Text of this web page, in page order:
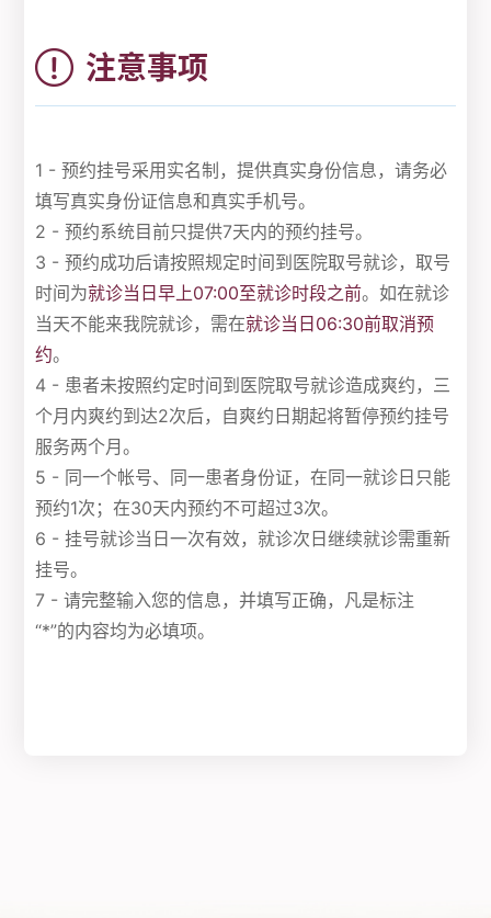
注意事项
1 - 预约挂号采用实名制，提供真实身份信息，请务必
填写真实身份证信息和真实手机号。
2 - 预约系统目前只提供7天内的预约挂号。
3 - 预约成功后请按照规定时间到医院取号就诊，取号
时间为就诊当日早上07:00至就诊时段之前。如在就诊
当天不能来我院就诊，需在就诊当日06:30前取消预
约。
4 - 患者未按照约定时间到医院取号就诊造成爽约，三
个月内爽约到达2次后，自爽约日期起将暂停预约挂号
服务两个月。
5 - 同一个帐号、同一患者身份证，在同一就诊日只能
预约1次；在30天内预约不可超过3次。
6 - 挂号就诊当日一次有效，就诊次日继续就诊需重新
挂号。
7 - 请完整输入您的信息，并填写正确，凡是标注
“*”的内容均为必填项。